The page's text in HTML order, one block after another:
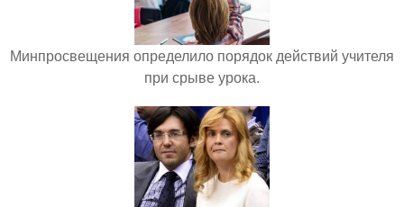
Минпросвещения определило порядок действий учителя
при срыве урока.